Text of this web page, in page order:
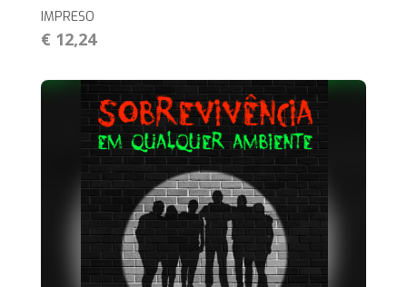
IMPRESO
€ 12,24